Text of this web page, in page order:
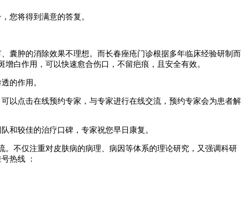
您将得到满意的答复。
囊肿的消除效果不理想。而长春痤疮门诊根据多年临床经验研制而
白作用，可以快速愈合伤口，不留疤痕，且安全有效。
的作用。
以点击在线预约专家，与专家进行在线交流，预约专家会为患者解
和较佳的治疗口碑，专家祝您早日康复。
不仅注重对皮肤病的病理、病因等体系的理论研究，又强调科研
热线 ：